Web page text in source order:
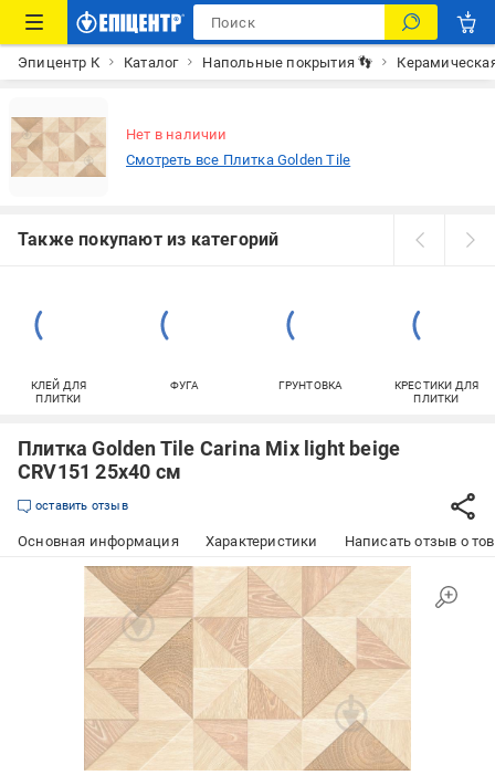
Эпицентр К Каталог Напольные покрытия 👣
Нет в наличии
Смотреть все Плитка Golden Tile
Также покупают из категорий
КЛЕЙ ДЛЯ
ПЛИТКИ
ФУГА ГРУНТОВКА
КРЕСТИКИ ДЛЯ
ПЛИТКИ
Плитка Golden Tile Carina Mix light beige
CRV151 25х40 см
оставить отзыв
Основная информация Характеристики Написать отзыв о